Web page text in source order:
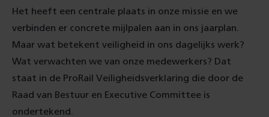
Het heeft een centrale plaats in onze missie en we
verbinden er concrete mijlpalen aan in ons jaarplan.
Maar wat betekent veiligheid in ons dagelijks werk?
Wat verwachten we van onze medewerkers? Dat
staat in de ProRail Veiligheidsverklaring die door de
Raad van Bestuur en Executive Committee is
ondertekend.